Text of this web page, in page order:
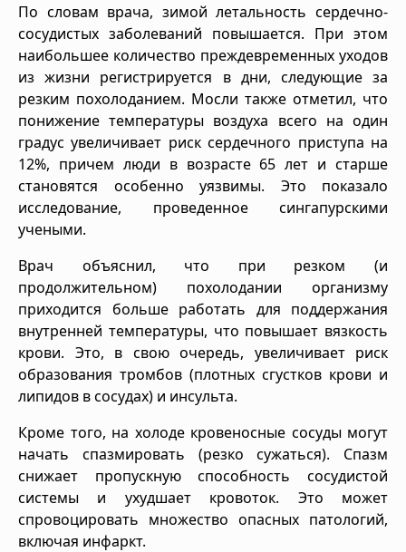
По словам врача, зимой летальность сердечно-
сосудистых заболеваний повышается. При этом
наибольшее количество преждевременных уходов
из жизни регистрируется в дни, следующие за
резким похолоданием. Мосли также отметил, что
понижение температуры воздуха всего на один
градус увеличивает риск сердечного приступа на
12%, причем люди в возрасте 65 лет и старше
становятся особенно уязвимы. Это показало
исследование, проведенное сингапурскими
учеными.
Врач объяснил, что при резком (и
продолжительном) похолодании организму
приходится больше работать для поддержания
внутренней температуры, что повышает вязкость
крови. Это, в свою очередь, увеличивает риск
образования тромбов (плотных сгустков крови и
липидов в сосудах) и инсульта.
Кроме того, на холоде кровеносные сосуды могут
начать спазмировать (резко сужаться). Спазм
снижает пропускную способность сосудистой
системы и ухудшает кровоток. Это может
спровоцировать множество опасных патологий,
включая инфаркт.